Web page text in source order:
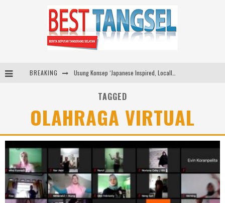
BREAKING
Pemkot Tangsel Kembangkan 36 Pos Lansia, Benyamin: Wujudkan Lansia Sehat, Aktif, dan Bahagia
Dari Lapangan Sekolah ke Podium Juara: SMP KP Ciparay dan SMP 1 Kutawaringin Menangi Puncak PLN Mobile
TAGGED
OLAHRAGA VIRTUAL